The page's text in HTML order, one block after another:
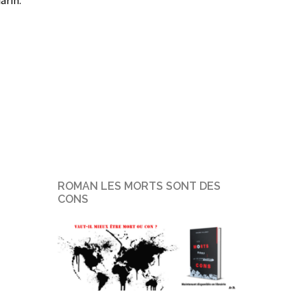
ROMAN LES MORTS SONT DES
CONS